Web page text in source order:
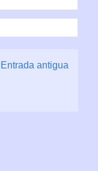
Entrada antigua